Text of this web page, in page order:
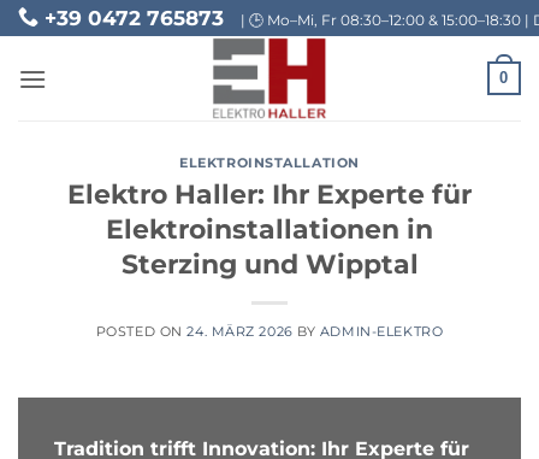
Skip
to
content
+39 0472 765873 | 🕒 Mo–Mi, Fr 08:30–12:00 & 15:00–18:30 |
0
ELEKTROINSTALLATION
Elektro Haller: Ihr Experte für
Elektroinstallationen in
Sterzing und Wipptal
POSTED ON24. MÄRZ 2026 BY ADMIN-ELEKTRO
Tradition trifft Innovation: Ihr Experte für